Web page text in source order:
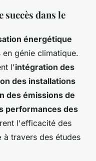
succès dans le
énergétique
génie climatique.
l'intégration des
des installations
des émissions de
performances des
l'efficacité des
à travers des études